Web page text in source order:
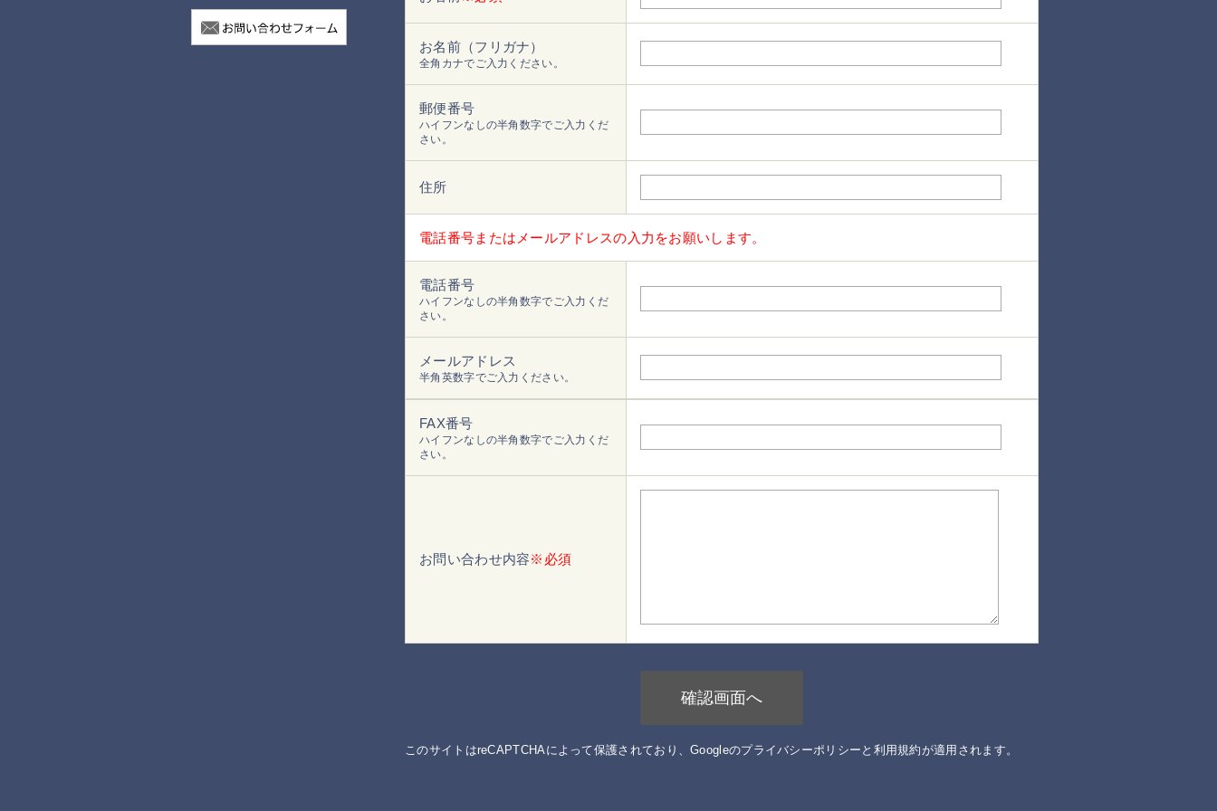
お名前（フリガナ）
全角カナでご入力ください。
郵便番号
ハイフンなしの半角数字でご入力くだ
さい。
住所
電話番号またはメールアドレスの入力をお願いします。
電話番号
ハイフンなしの半角数字でご入力くだ
さい。
メールアドレス
半角英数字でご入力ください。
FAX番号
ハイフンなしの半角数字でご入力くだ
さい。
お問い合わせ内容※必須
このサイトはreCAPTCHAによって保護されており、Googleのプライバシーポリシー と 利用規約が適用されます。